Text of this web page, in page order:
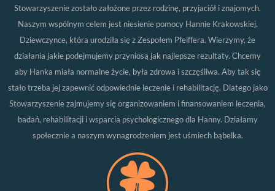
Stowarzyszenie zostało założone przez rodzinę, przyjaciół i znajomych.
Naszym wspólnym celem jest niesienie pomocy Hannie Krakowskiej.
Dziewczynce, która urodziła się z Zespołem Pfeiffera. Wierzymy, że
działania jakie podejmujemy przyniosą jak najlepsze rezultaty. Chcemy
aby Hanka miała normalne życie, była zdrowa i szczęśliwa. Aby tak się
stało trzeba jej zapewnić odpowiednie leczenie i rehabilitację. Dlatego jako
Stowarzyszenie zajmujemy się organizowaniem i finansowaniem leczenia,
badań, rehabilitacji i wsparcia psychologicznego dla Hanny. Działamy
społecznie a naszym wynagrodzeniem jest uśmiech bąbelka.